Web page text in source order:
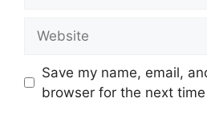
Save my name, email,
browser for the next